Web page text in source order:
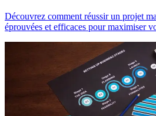
Découvrez comment réussir un projet
éprouvées et efficaces pour maximiser